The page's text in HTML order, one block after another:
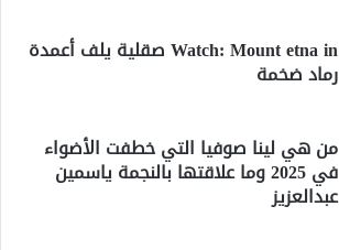
Watch: Mount etna in صقلية يلف أعمدة
رماد ضخمة
من هي لينا صوفيا التي خطفت الأضواء
في 2025 وما علاقتها بالنجمة ياسمين
عبدالعزيز